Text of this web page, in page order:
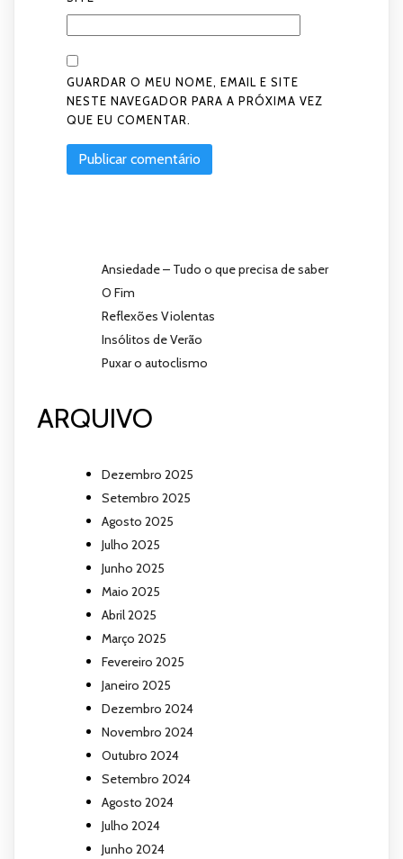
GUARDAR O MEU NOME, EMAIL E SITE
NESTE NAVEGADOR PARA A PRÓXIMA VEZ
QUE EU COMENTAR.
Ansiedade – Tudo o que precisa de saber
O Fim
Reflexões Violentas
Insólitos de Verão
Puxar o autoclismo
ARQUIVO
Dezembro 2025
Setembro 2025
Agosto 2025
Julho 2025
Junho 2025
Maio 2025
Abril 2025
Março 2025
Fevereiro 2025
Janeiro 2025
Dezembro 2024
Novembro 2024
Outubro 2024
Setembro 2024
Agosto 2024
Julho 2024
Junho 2024